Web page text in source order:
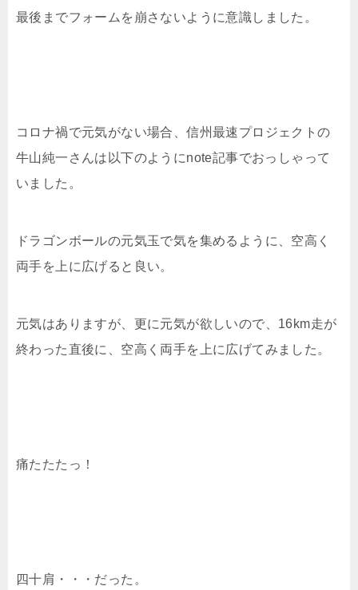
最後までフォームを崩さないように意識しました。
コロナ禍で元気がない場合、信州最速プロジェクトの
牛山純一さんは以下のようにnote記事でおっしゃって
いました。
ドラゴンボールの元気玉で気を集めるように、空高く
両手を上に広げると良い。
元気はありますが、更に元気が欲しいので、16km走が
終わった直後に、空高く両手を上に広げてみました。
痛たたたっ！
四十肩・・・だった。